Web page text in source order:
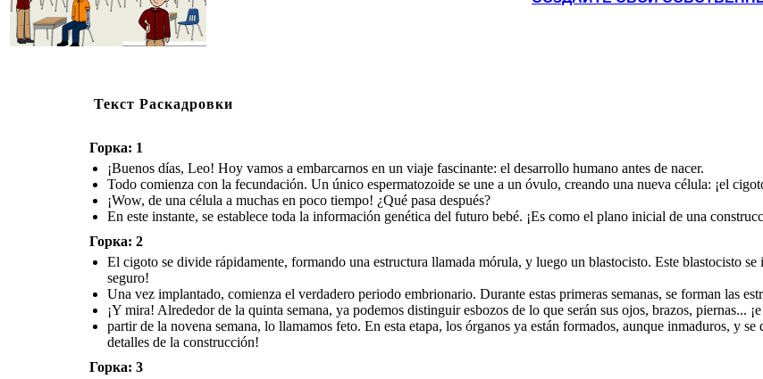
Текст Раскадровки
Горка: 1
¡Buenos días, Leo! Hoy vamos a embarcarnos en un viaje fascinante: el desarrollo humano antes de nacer.
Todo comienza con la fecundación. Un único espermatozoide se une a un óvulo, creando una nueva célula: ¡el
¡Wow, de una célula a muchas en poco tiempo! ¿Qué pasa después?
En este instante, se establece toda la información genética del futuro bebé. ¡Es como el plano inicial de una
Горка: 2
El cigoto se divide rápidamente, formando una estructura llamada mórula, y luego un blastocisto. Este blastocisto
seguro!
Una vez implantado, comienza el verdadero periodo embrionario. Durante estas primeras semanas, se forman las
¡Y mira! Alrededor de la quinta semana, ya podemos distinguir esbozos de lo que serán sus ojos, brazos, piernas...
partir de la novena semana, lo llamamos feto. En esta etapa, los órganos ya están formados, aunque inmaduros, y
detalles de la construcción!
Горка: 3